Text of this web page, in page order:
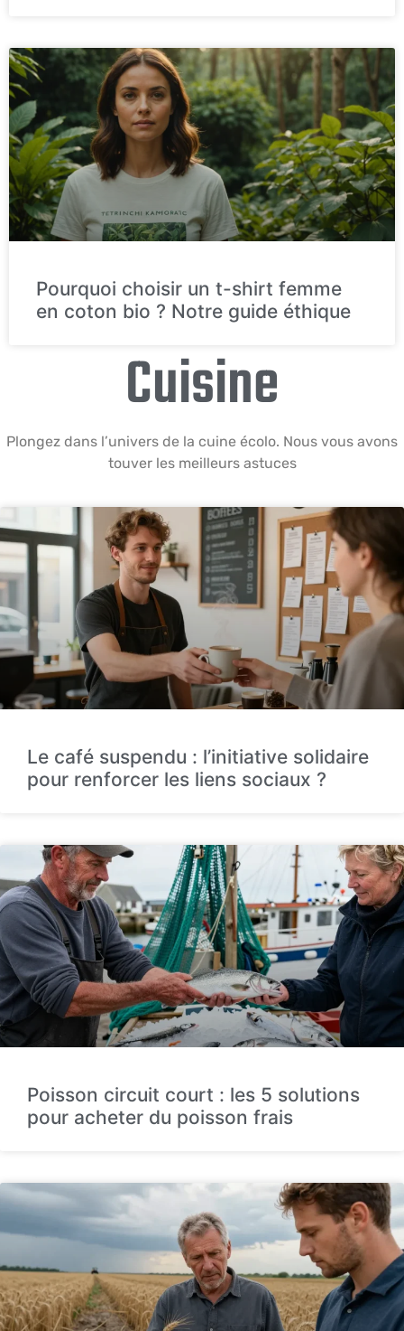
Pourquoi choisir un t-shirt femme
en coton bio ? Notre guide éthique
Cuisine
Plongez dans l’univers de la cuine écolo. Nous vous avons
touver les meilleurs astuces
Le café suspendu : l’initiative solidaire
pour renforcer les liens sociaux ?
Poisson circuit court : les 5 solutions
pour acheter du poisson frais